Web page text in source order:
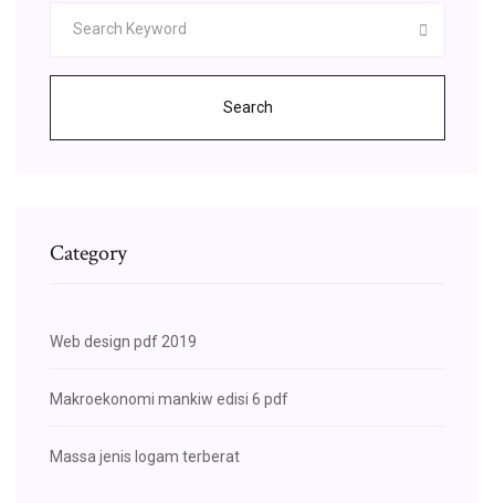
Search
Category
Web design pdf 2019
Makroekonomi mankiw edisi 6 pdf
Massa jenis logam terberat